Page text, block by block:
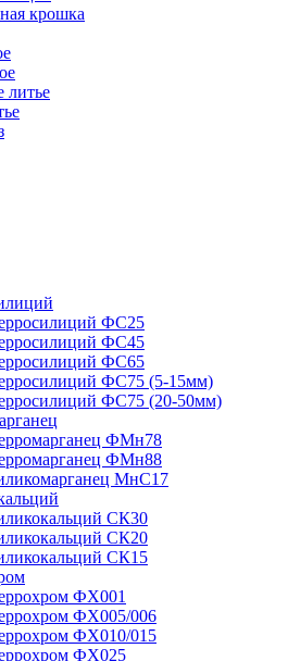
крошка
литье
ФС25
ФС45
ФС65
ФС75 (5-15мм)
ФС75 (20-50мм)
ФМн78
ФМн88
МнС17
СК30
СК20
СК15
ФХ001
ФХ005/006
ФХ010/015
ФХ025